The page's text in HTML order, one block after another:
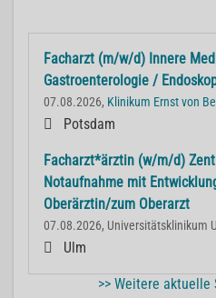
Facharzt (m/w/d) Innere
Gastroenterologie /
07.08.2026, Klinikum Ernst von
Potsdam
Facharzt*ärztin (w/m/d)
Notaufnahme mit
Oberärztin/zum Oberarzt
07.08.2026, Universitätsklinikum
Ulm
>> Weitere